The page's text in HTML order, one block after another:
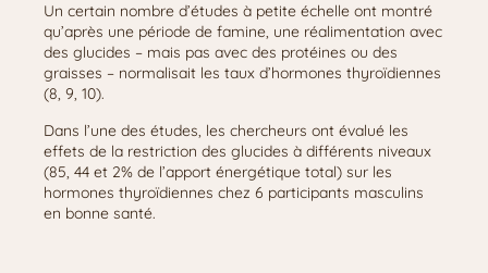
Un certain nombre d’études à petite échelle ont montré
qu’après une période de famine, une réalimentation avec
des glucides – mais pas avec des protéines ou des
graisses – normalisait les taux d’hormones thyroïdiennes
(8, 9, 10).
Dans l’une des études, les chercheurs ont évalué les
effets de la restriction des glucides à différents niveaux
(85, 44 et 2% de l’apport énergétique total) sur les
hormones thyroïdiennes chez 6 participants masculins
en bonne santé.